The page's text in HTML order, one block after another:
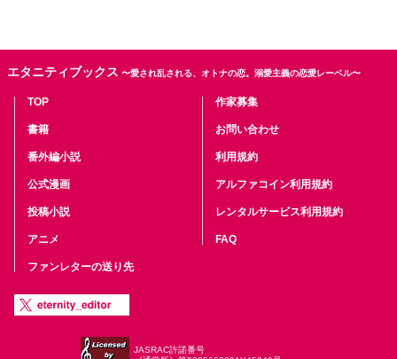
エタニティブックス 〜愛され乱される、オトナの恋。溺愛主義の恋愛レーベル〜
TOP
書籍
番外編小説
公式漫画
投稿小説
アニメ
ファンレターの送り先
作家募集
お問い合わせ
利用規約
アルファコイン利用規約
レンタルサービス利用規約
FAQ
JASRAC許諾番号